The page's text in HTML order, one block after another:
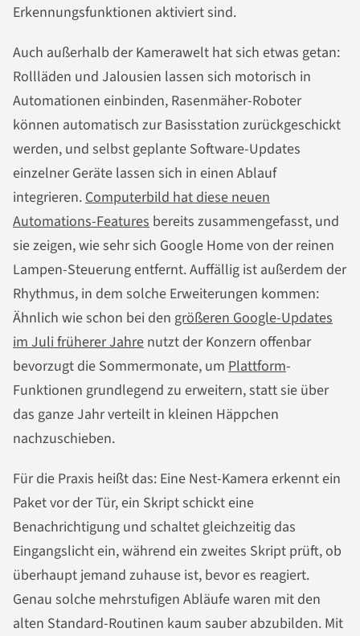
Erkennungsfunktionen aktiviert sind.
Auch außerhalb der Kamerawelt hat sich etwas getan:
Rollläden und Jalousien lassen sich motorisch in
Automationen einbinden, Rasenmäher-Roboter
können automatisch zur Basisstation zurückgeschickt
werden, und selbst geplante Software-Updates
einzelner Geräte lassen sich in einen Ablauf
integrieren. Computerbild hat diese neuen
Automations-Features bereits zusammengefasst, und
sie zeigen, wie sehr sich Google Home von der reinen
Lampen-Steuerung entfernt. Auffällig ist außerdem der
Rhythmus, in dem solche Erweiterungen kommen:
Ähnlich wie schon bei den größeren Google-Updates
im Juli früherer Jahre nutzt der Konzern offenbar
bevorzugt die Sommermonate, um Plattform-
Funktionen grundlegend zu erweitern, statt sie über
das ganze Jahr verteilt in kleinen Häppchen
nachzuschieben.
Für die Praxis heißt das: Eine Nest-Kamera erkennt ein
Paket vor der Tür, ein Skript schickt eine
Benachrichtigung und schaltet gleichzeitig das
Eingangslicht ein, während ein zweites Skript prüft, ob
überhaupt jemand zuhause ist, bevor es reagiert.
Genau solche mehrstufigen Abläufe waren mit den
alten Standard-Routinen kaum sauber abzubilden. Mit